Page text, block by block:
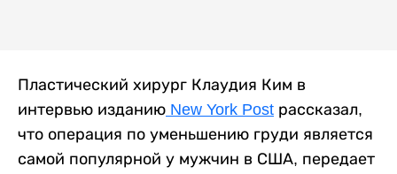
Пластический хирург Клаудия Ким в
интервью изданию New York Post рассказал,
что операция по уменьшению груди является
самой популярной у мужчин в США, передает